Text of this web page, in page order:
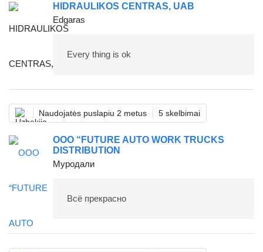
HIDRAULIKOS CENTRAS, UAB
Edgaras
Every thing is ok
Naudojatės puslapiu 2 metus 5 skelbimai
OOO “FUTURE AUTO WORK TRUCKS
DISTRIBUTION
Муродали
Всё прекрасно